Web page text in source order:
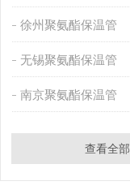
徐州聚氨酯保温管
无锡聚氨酯保温管
南京聚氨酯保温管
查看全部